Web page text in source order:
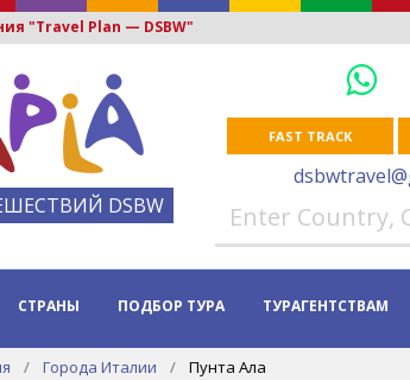
"Travel Plan — DSBW"
DSBW
FAST TRACK
СТРАНЫ ПОДБОР ТУРА ТУРАГЕНТСТВАМ
Города Италии Пунта Ала